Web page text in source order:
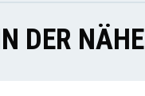
DER NÄHE